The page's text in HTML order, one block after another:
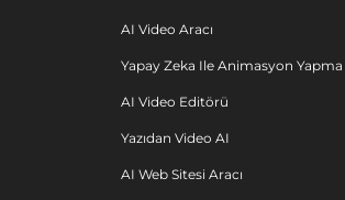
AI Video Aracı
Yapay Zeka Ile Animasyon Yapma
AI Video Editörü
Yazıdan Video AI
AI Web Sitesi Aracı